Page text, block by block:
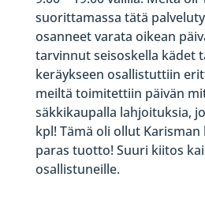
suorittamassa tätä
osanneet varata oikean
tarvinnut seisoskella kädet
keräykseen osallistuttiin
meiltä toimitettiin päivän
säkkikaupalla lahjoituksia,
kpl! Tämä oli ollut
paras tuotto! Suuri kiitos
osallistuneille.